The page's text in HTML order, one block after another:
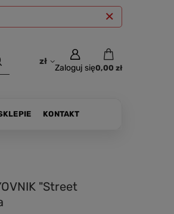
zł
Zaloguj się0,00 zł
KONTAKT
"Street